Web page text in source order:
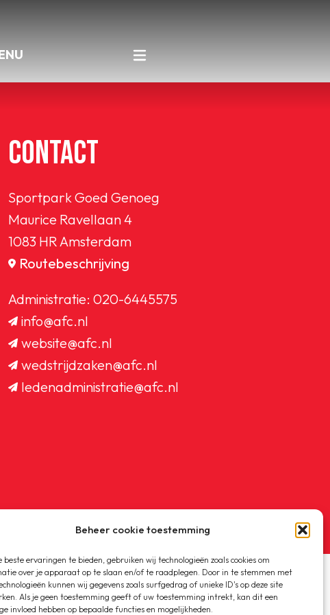
Beheer cookie toestemming
beste ervaringen te bieden, gebruiken wij technologieën zoals cookies om
over je apparaat op te slaan en/of te raadplegen. Door in te stemmen met
kunnen wij gegevens zoals surfgedrag of unieke ID's op deze site
Als je geen toestemming geeft of uw toestemming intrekt, kan dit een
invloed hebben op bepaalde functies en mogelijkheden.
CONTACT
Sportpark Goed Genoeg
Maurice Ravellaan 4
1083 HR Amsterdam
Routebeschrijving
Administratie: 020-6445575
info@afc.nl
website@afc.nl
wedstrijdzaken@afc.nl
ledenadministratie@afc.nl